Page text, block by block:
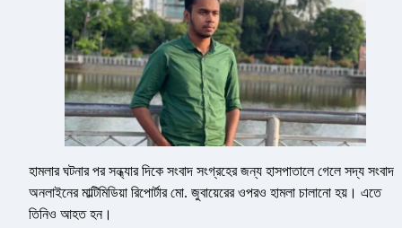
হামলার ঘটনার পর সন্ধ্যার দিকে সংবাদ সংগ্রহের জন্য হাসপাতালে গেলে সদ্য সংবাদ
অনলাইনের মাল্টিমিডিয়া রিপোর্টার মো. জুবায়েরের ওপরও হামলা চালানো হয়। এতে
তিনিও আহত হন।